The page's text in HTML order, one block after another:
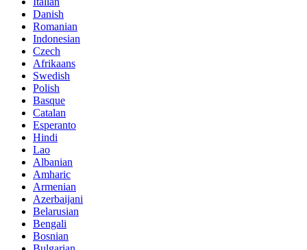
Danish
Romanian
Indonesian
Czech
Afrikaans
Swedish
Polish
Basque
Catalan
Esperanto
Hindi
Lao
Albanian
Amharic
Armenian
Azerbaijani
Belarusian
Bengali
Bosnian